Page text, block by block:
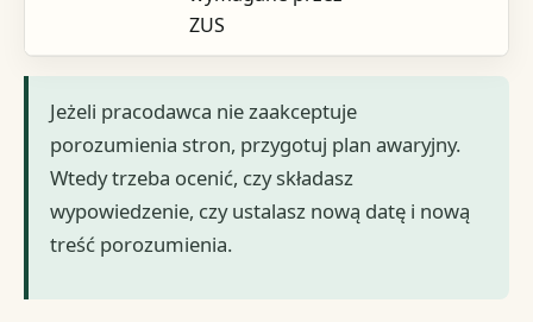
ZUS
Jeżeli pracodawca nie zaakceptuje
porozumienia stron, przygotuj plan awaryjny.
Wtedy trzeba ocenić, czy składasz
wypowiedzenie, czy ustalasz nową datę i nową
treść porozumienia.